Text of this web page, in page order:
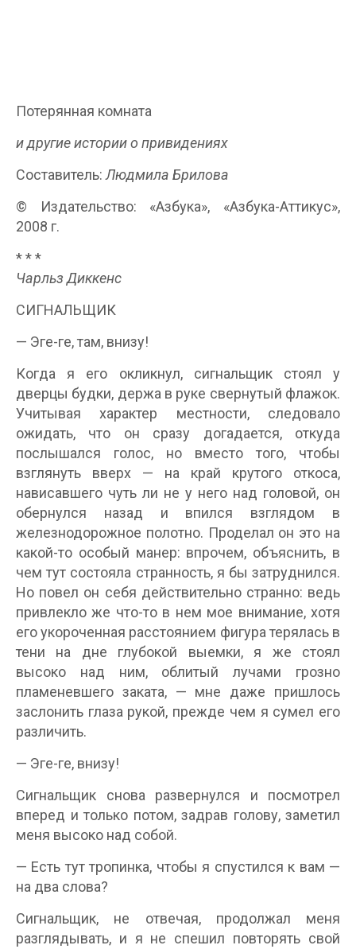
Потерянная комната
и другие истории о привидениях
Составитель: Людмила Брилова
© Издательство: «Азбука», «Азбука-Аттикус»,
2008 г.
* * *
Чарльз Диккенс
СИГНАЛЬЩИК
— Эге-ге, там, внизу!
Когда я его окликнул, сигнальщик стоял у
дверцы будки, держа в руке свернутый флажок.
Учитывая характер местности, следовало
ожидать, что он сразу догадается, откуда
послышался голос, но вместо того, чтобы
взглянуть вверх — на край крутого откоса,
нависавшего чуть ли не у него над головой, он
обернулся назад и впился взглядом в
железнодорожное полотно. Проделал он это на
какой-то особый манер: впрочем, объяснить, в
чем тут состояла странность, я бы затруднился.
Но повел он себя действительно странно: ведь
привлекло же что-то в нем мое внимание, хотя
его укороченная расстоянием фигура терялась в
тени на дне глубокой выемки, я же стоял
высоко над ним, облитый лучами грозно
пламеневшего заката, — мне даже пришлось
заслонить глаза рукой, прежде чем я сумел его
различить.
— Эге-ге, внизу!
Сигнальщик снова развернулся и посмотрел
вперед и только потом, задрав голову, заметил
меня высоко над собой.
— Есть тут тропинка, чтобы я спустился к вам —
на два слова?
Сигнальщик, не отвечая, продолжал меня
разглядывать, и я не спешил повторять свой